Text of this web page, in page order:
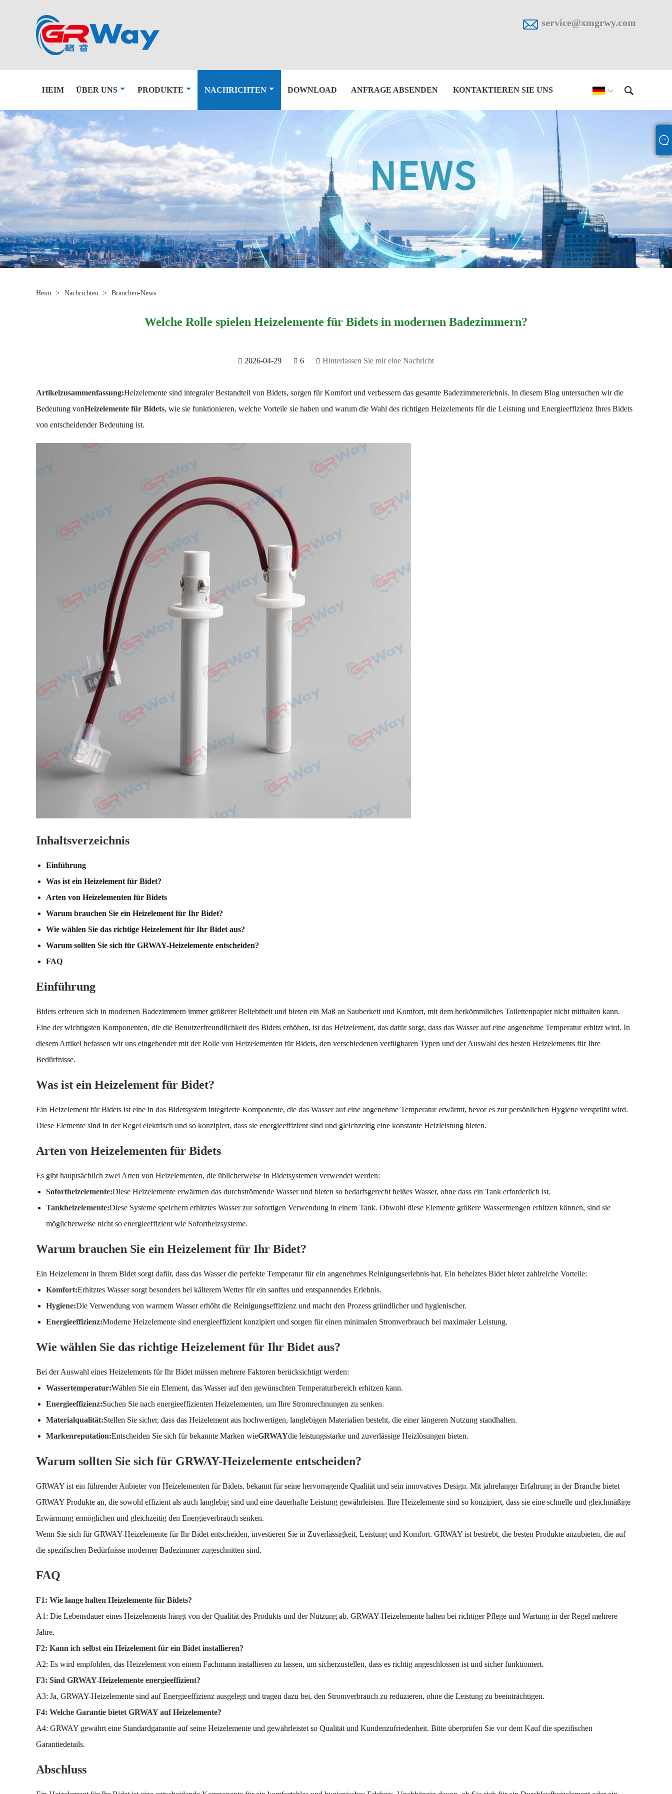
 service@xmgrwy.com
 
HEIM ÜBER UNS PRODUKTE NACHRICHTEN DOWNLOAD ANFRAGE ABSENDEN KONTAKTIEREN SIE UNS
Heim > Nachrichten > Branchen-News
Welche Rolle spielen Heizelemente für Bidets in modernen Badezimmern?
2026-04-29 6 Hinterlassen Sie mir eine Nachricht
Artikelzusammenfassung:Heizelemente sind integraler Bestandteil von Bidets, sorgen für Komfort und verbessern das gesamte Badezimmererlebnis. In diesem Blog untersuchen wir die
Bedeutung vonHeizelemente für Bidets, wie sie funktionieren, welche Vorteile sie haben und warum die Wahl des richtigen Heizelements für die Leistung und Energieeffizienz Ihres Bidets
von entscheidender Bedeutung ist.
Inhaltsverzeichnis
Einführung
Was ist ein Heizelement für Bidet?
Arten von Heizelementen für Bidets
Warum brauchen Sie ein Heizelement für Ihr Bidet?
Wie wählen Sie das richtige Heizelement für Ihr Bidet aus?
Warum sollten Sie sich für GRWAY-Heizelemente entscheiden?
FAQ
Einführung
Bidets erfreuen sich in modernen Badezimmern immer größerer Beliebtheit und bieten ein Maß an Sauberkeit und Komfort, mit dem herkömmliches Toilettenpapier nicht mithalten kann.
Eine der wichtigsten Komponenten, die die Benutzerfreundlichkeit des Bidets erhöhen, ist das Heizelement, das dafür sorgt, dass das Wasser auf eine angenehme Temperatur erhitzt wird. In
diesem Artikel befassen wir uns eingehender mit der Rolle von Heizelementen für Bidets, den verschiedenen verfügbaren Typen und der Auswahl des besten Heizelements für Ihre
Bedürfnisse.
Was ist ein Heizelement für Bidet?
Ein Heizelement für Bidets ist eine in das Bidetsystem integrierte Komponente, die das Wasser auf eine angenehme Temperatur erwärmt, bevor es zur persönlichen Hygiene versprüht wird.
Diese Elemente sind in der Regel elektrisch und so konzipiert, dass sie energieeffizient sind und gleichzeitig eine konstante Heizleistung bieten.
Arten von Heizelementen für Bidets
Es gibt hauptsächlich zwei Arten von Heizelementen, die üblicherweise in Bidetsystemen verwendet werden:
Sofortheizelemente:Diese Heizelemente erwärmen das durchströmende Wasser und bieten so bedarfsgerecht heißes Wasser, ohne dass ein Tank erforderlich ist.
Tankheizelemente:Diese Systeme speichern erhitztes Wasser zur sofortigen Verwendung in einem Tank. Obwohl diese Elemente größere Wassermengen erhitzen können, sind sie
möglicherweise nicht so energieeffizient wie Sofortheizsysteme.
Warum brauchen Sie ein Heizelement für Ihr Bidet?
Ein Heizelement in Ihrem Bidet sorgt dafür, dass das Wasser die perfekte Temperatur für ein angenehmes Reinigungserlebnis hat. Ein beheiztes Bidet bietet zahlreiche Vorteile:
Komfort:Erhitztes Wasser sorgt besonders bei kälterem Wetter für ein sanftes und entspannendes Erlebnis.
Hygiene:Die Verwendung von warmem Wasser erhöht die Reinigungseffizienz und macht den Prozess gründlicher und hygienischer.
Energieeffizienz:Moderne Heizelemente sind energieeffizient konzipiert und sorgen für einen minimalen Stromverbrauch bei maximaler Leistung.
Wie wählen Sie das richtige Heizelement für Ihr Bidet aus?
Bei der Auswahl eines Heizelements für Ihr Bidet müssen mehrere Faktoren berücksichtigt werden:
Wassertemperatur:Wählen Sie ein Element, das Wasser auf den gewünschten Temperaturbereich erhitzen kann.
Energieeffizienz:Suchen Sie nach energieeffizienten Heizelementen, um Ihre Stromrechnungen zu senken.
Materialqualität:Stellen Sie sicher, dass das Heizelement aus hochwertigen, langlebigen Materialien besteht, die einer längeren Nutzung standhalten.
Markenreputation:Entscheiden Sie sich für bekannte Marken wieGRWAYdie leistungsstarke und zuverlässige Heizlösungen bieten.
Warum sollten Sie sich für GRWAY-Heizelemente entscheiden?
GRWAY ist ein führender Anbieter von Heizelementen für Bidets, bekannt für seine hervorragende Qualität und sein innovatives Design. Mit jahrelanger Erfahrung in der Branche bietet
GRWAY Produkte an, die sowohl effizient als auch langlebig sind und eine dauerhafte Leistung gewährleisten. Ihre Heizelemente sind so konzipiert, dass sie eine schnelle und gleichmäßige
Erwärmung ermöglichen und gleichzeitig den Energieverbrauch senken.
Wenn Sie sich für GRWAY-Heizelemente für Ihr Bidet entscheiden, investieren Sie in Zuverlässigkeit, Leistung und Komfort. GRWAY ist bestrebt, die besten Produkte anzubieten, die auf
die spezifischen Bedürfnisse moderner Badezimmer zugeschnitten sind.
FAQ
F1: Wie lange halten Heizelemente für Bidets?
A1: Die Lebensdauer eines Heizelements hängt von der Qualität des Produkts und der Nutzung ab. GRWAY-Heizelemente halten bei richtiger Pflege und Wartung in der Regel mehrere
Jahre.
F2: Kann ich selbst ein Heizelement für ein Bidet installieren?
A2: Es wird empfohlen, das Heizelement von einem Fachmann installieren zu lassen, um sicherzustellen, dass es richtig angeschlossen ist und sicher funktioniert.
F3: Sind GRWAY-Heizelemente energieeffizient?
A3: Ja, GRWAY-Heizelemente sind auf Energieeffizienz ausgelegt und tragen dazu bei, den Stromverbrauch zu reduzieren, ohne die Leistung zu beeinträchtigen.
F4: Welche Garantie bietet GRWAY auf Heizelemente?
A4: GRWAY gewährt eine Standardgarantie auf seine Heizelemente und gewährleistet so Qualität und Kundenzufriedenheit. Bitte überprüfen Sie vor dem Kauf die spezifischen
Garantiedetails.
Abschluss